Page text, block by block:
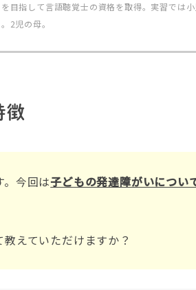
目指して言語聴覚士の資格を取得。実習では
2児の母。
徴
今回は子どもの発達障がいについ
教えていただけますか？